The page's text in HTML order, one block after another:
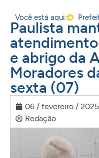
Você está aqui:
Paulista
e abrigo da
Moradores
sexta (07)
06 / fevereiro / 2025
Redação